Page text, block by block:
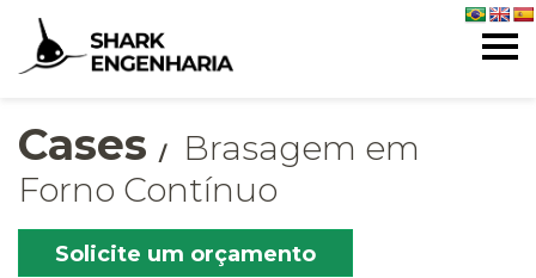
Cases
Brasagem em
Forno Contínuo
Solicite um orçamento